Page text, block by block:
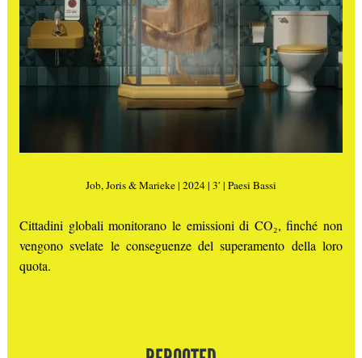
Job, Joris & Marieke | 2024 | 3′ | Paesi Bassi
Cittadini globali monitorano le emissioni di CO₂, finché non
vengono svelate le conseguenze del superamento della loro
quota.